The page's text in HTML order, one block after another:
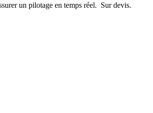
un pilotage en temps réel. Sur devis.